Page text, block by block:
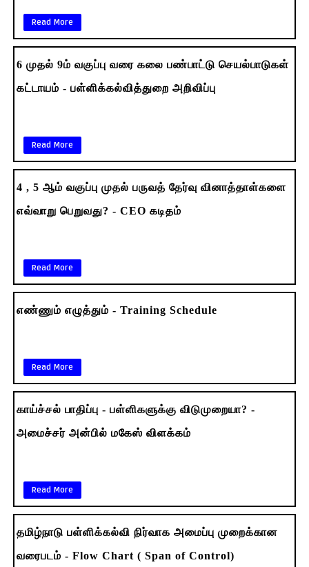
Read More
6 முதல் 9ம் வகுப்பு வரை கலை பண்பாட்டு செயல்பாடுகள்
கட்டாயம் - பள்ளிக்கல்வித்துறை அறிவிப்பு
Read More
4 , 5 ஆம் வகுப்பு முதல் பருவத் தேர்வு வினாத்தாள்களை
எவ்வாறு பெறுவது? - CEO கடிதம்
Read More
எண்ணும் எழுத்தும் - Training Schedule
Read More
காய்ச்சல் பாதிப்பு - பள்ளிகளுக்கு விடுமுறையா? -
அமைச்சர் அன்பில் மகேஸ் விளக்கம்
Read More
தமிழ்நாடு பள்ளிக்கல்வி நிர்வாக அமைப்பு முறைக்கான
வரைபடம் - Flow Chart ( Span of Control)